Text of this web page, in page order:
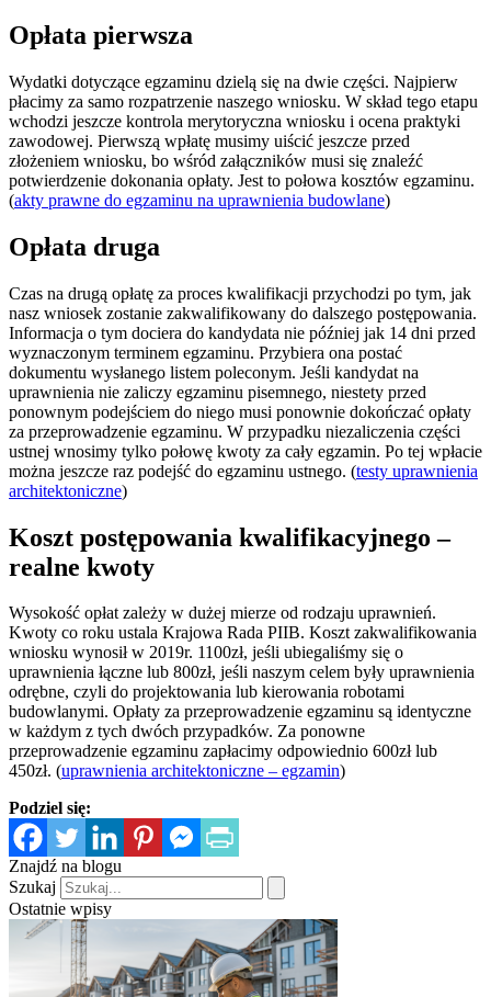
Opłata pierwsza
Wydatki dotyczące egzaminu dzielą się na dwie części. Najpierw
płacimy za samo rozpatrzenie naszego wniosku. W skład tego etapu
wchodzi jeszcze kontrola merytoryczna wniosku i ocena praktyki
zawodowej. Pierwszą wpłatę musimy uiścić jeszcze przed
złożeniem wniosku, bo wśród załączników musi się znaleźć
potwierdzenie dokonania opłaty. Jest to połowa kosztów egzaminu.
(akty prawne do egzaminu na uprawnienia budowlane)
Opłata druga
Czas na drugą opłatę za proces kwalifikacji przychodzi po tym, jak
nasz wniosek zostanie zakwalifikowany do dalszego postępowania.
Informacja o tym dociera do kandydata nie później jak 14 dni przed
wyznaczonym terminem egzaminu. Przybiera ona postać
dokumentu wysłanego listem poleconym. Jeśli kandydat na
uprawnienia nie zaliczy egzaminu pisemnego, niestety przed
ponownym podejściem do niego musi ponownie dokończać opłaty
za przeprowadzenie egzaminu. W przypadku niezaliczenia części
ustnej wnosimy tylko połowę kwoty za cały egzamin. Po tej wpłacie
można jeszcze raz podejść do egzaminu ustnego. (testy uprawnienia
architektoniczne)
Koszt postępowania kwalifikacyjnego –
realne kwoty
Wysokość opłat zależy w dużej mierze od rodzaju uprawnień.
Kwoty co roku ustala Krajowa Rada PIIB. Koszt zakwalifikowania
wniosku wynosił w 2019r. 1100zł, jeśli ubiegaliśmy się o
uprawnienia łączne lub 800zł, jeśli naszym celem były uprawnienia
odrębne, czyli do projektowania lub kierowania robotami
budowlanymi. Opłaty za przeprowadzenie egzaminu są identyczne
w każdym z tych dwóch przypadków. Za ponowne
przeprowadzenie egzaminu zapłacimy odpowiednio 600zł lub
450zł. (uprawnienia architektoniczne – egzamin)
Podziel się:
Znajdź na blogu
Szukaj
Ostatnie wpisy